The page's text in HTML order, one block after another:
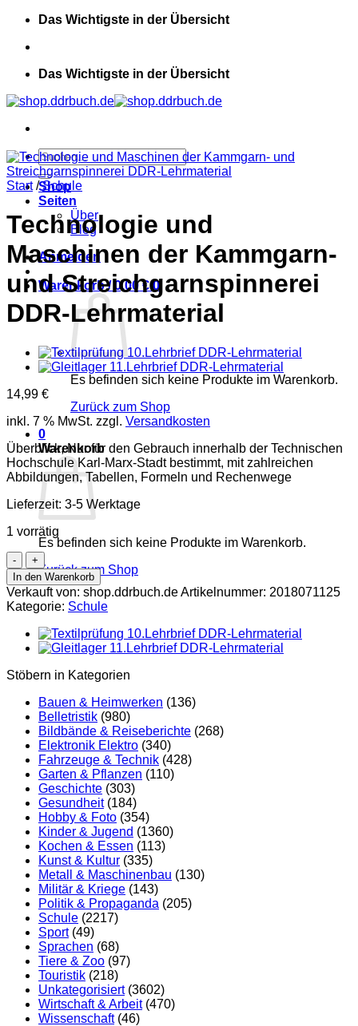
Zum
springen
Das Wichtigste in der Übersicht
Das Wichtigste in der Übersicht
Suchen
nach:
Shop
Seiten
Über
Blog
Anmelden
Warenkorb / 0,00€ 0
Es befinden sich keine Produkte im Warenkorb.
Zurück zum Shop
0
Warenkorb
Es befinden sich keine Produkte im Warenkorb.
Zurück zum Shop
Start / Schule
Technologie und
Maschinen der Kammgarn-
und Streichgarnspinnerei
DDR-Lehrmaterial
14,99 €
inkl. 7 % MwSt. zzgl. Versandkosten
Überblick, Nur für den Gebrauch innerhalb der Technischen
Hochschule Karl-Marx-Stadt bestimmt, mit zahlreichen
Abbildungen, Tabellen, Formeln und Rechenwege
Lieferzeit: 3-5 Werktage
1 vorrätig
Technologie
und
Maschinen
der
Kammgarn-
und
Streichgarnspinnerei
DDR-
Lehrmaterial
In den Warenkorb
Verkauft von: shop.ddrbuch.deArtikelnummer: 2018071125
Kategorie: Schule
Stöbern in Kategorien
Bauen & Heimwerken (136)
Belletristik (980)
Bildbände & Reiseberichte (268)
Elektronik Elektro (340)
Fahrzeuge & Technik (428)
Garten & Pflanzen (110)
Geschichte (303)
Gesundheit (184)
Hobby & Foto (354)
Kinder & Jugend (1360)
Kochen & Essen (113)
Kunst & Kultur (335)
Metall & Maschinenbau (130)
Militär & Kriege (143)
Politik & Propaganda (205)
Schule (2217)
Sport (49)
Sprachen (68)
Tiere & Zoo (97)
Touristik (218)
Unkategorisiert (3602)
Wirtschaft & Arbeit (470)
Wissenschaft (46)